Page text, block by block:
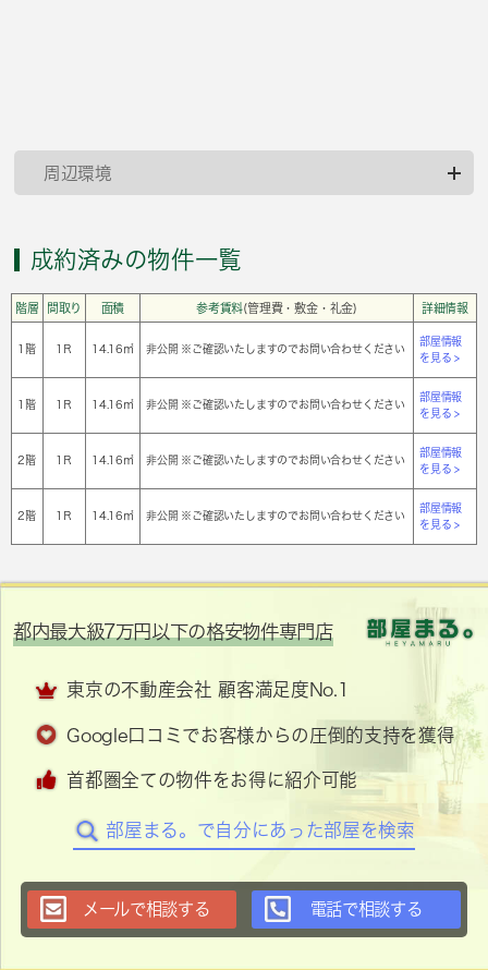
周辺環境
成約済みの物件一覧
階層 間取り 面積 参考賃料(管理費・敷金・礼金) 詳細情報
1階 1Ｒ 14.16㎡ 非公開 ※ご確認いたしますのでお問い合わせください
部屋情報
を見る >
1階 1Ｒ 14.16㎡ 非公開 ※ご確認いたしますのでお問い合わせください
部屋情報
を見る >
2階 1Ｒ 14.16㎡ 非公開 ※ご確認いたしますのでお問い合わせください
部屋情報
を見る >
2階 1Ｒ 14.16㎡ 非公開 ※ご確認いたしますのでお問い合わせください
部屋情報
を見る >
都内最大級7万円以下の格安物件専門店
東京の不動産会社 顧客満足度No.1
Google口コミでお客様からの圧倒的支持を獲得
首都圏全ての物件をお得に紹介可能
部屋まる。で自分にあった部屋を検索
メールで相談する 電話で相談する